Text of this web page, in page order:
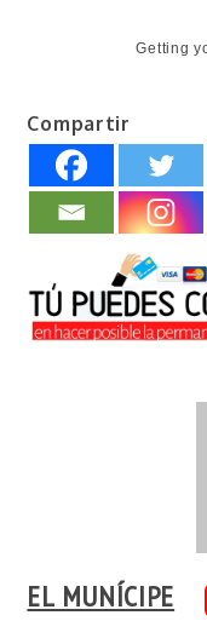
Getting
Compartir
EL MUNÍCIPE